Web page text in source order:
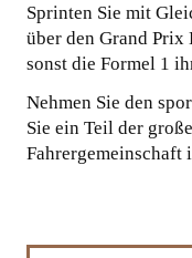
Sprinten Sie mit
über den Grand
sonst die Formel 1
Nehmen Sie den
Sie ein Teil der
Fahrergemeinschaft